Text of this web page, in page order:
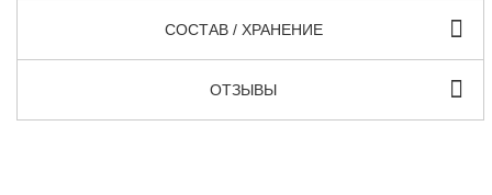
СОСТАВ / ХРАНЕНИЕ
ОТЗЫВЫ